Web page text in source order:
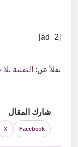
[ad_2]
نقلاً عن: التقنية
شارك المقال
Facebook
X